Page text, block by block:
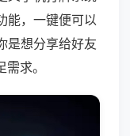
能，一键便可以
是想分享给好友
求。